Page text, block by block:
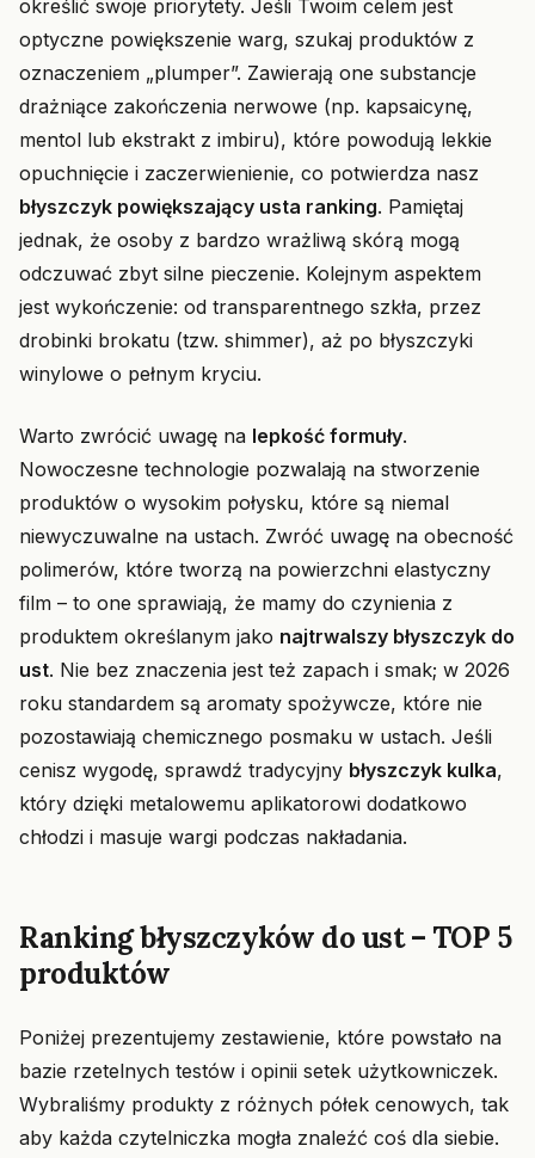
określić swoje priorytety. Jeśli Twoim celem jest
optyczne powiększenie warg, szukaj produktów z
oznaczeniem „plumper”. Zawierają one substancje
drażniące zakończenia nerwowe (np. kapsaicynę,
mentol lub ekstrakt z imbiru), które powodują lekkie
opuchnięcie i zaczerwienienie, co potwierdza nasz
błyszczyk powiększający usta ranking. Pamiętaj
jednak, że osoby z bardzo wrażliwą skórą mogą
odczuwać zbyt silne pieczenie. Kolejnym aspektem
jest wykończenie: od transparentnego szkła, przez
drobinki brokatu (tzw. shimmer), aż po błyszczyki
winylowe o pełnym kryciu.
Warto zwrócić uwagę na lepkość formuły.
Nowoczesne technologie pozwalają na stworzenie
produktów o wysokim połysku, które są niemal
niewyczuwalne na ustach. Zwróć uwagę na obecność
polimerów, które tworzą na powierzchni elastyczny
film – to one sprawiają, że mamy do czynienia z
produktem określanym jako najtrwalszy błyszczyk do
ust. Nie bez znaczenia jest też zapach i smak; w 2026
roku standardem są aromaty spożywcze, które nie
pozostawiają chemicznego posmaku w ustach. Jeśli
cenisz wygodę, sprawdź tradycyjny błyszczyk kulka,
który dzięki metalowemu aplikatorowi dodatkowo
chłodzi i masuje wargi podczas nakładania.
Ranking błyszczyków do ust – TOP 5
produktów
Poniżej prezentujemy zestawienie, które powstało na
bazie rzetelnych testów i opinii setek użytkowniczek.
Wybraliśmy produkty z różnych półek cenowych, tak
aby każda czytelniczka mogła znaleźć coś dla siebie.